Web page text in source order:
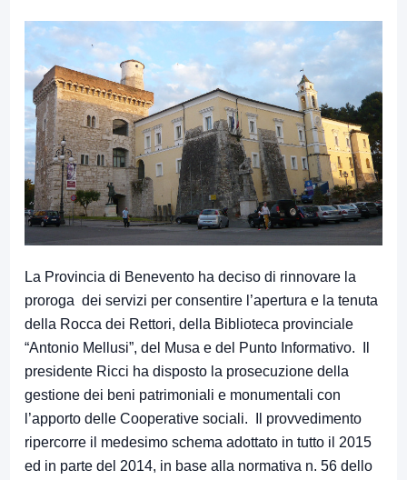
La Provincia di Benevento ha deciso di rinnovare la
proroga dei servizi per consentire l’apertura e la tenuta
della Rocca dei Rettori, della Biblioteca provinciale
“Antonio Mellusi”, del Musa e del Punto Informativo. Il
presidente Ricci ha disposto la prosecuzione della
gestione dei beni patrimoniali e monumentali con
l’apporto delle Cooperative sociali. Il provvedimento
ripercorre il medesimo schema adottato in tutto il 2015
ed in parte del 2014, in base alla normativa n. 56 dello